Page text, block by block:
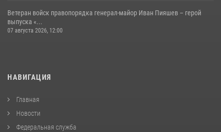
Ветеран войск правопорядка генерал-майор Иван Пияшев – герой
выпуска «...
07 августа 2026, 12:00
НАВИГАЦИЯ
Главная
Новости
Федеральная служба